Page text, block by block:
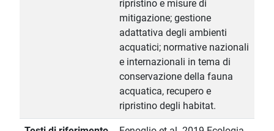
ripristino e misure di
mitigazione; gestione
adattativa degli ambienti
acquatici; normative nazionali
e internazionali in tema di
conservazione della fauna
acquatica, recupero e
ripristino degli habitat.